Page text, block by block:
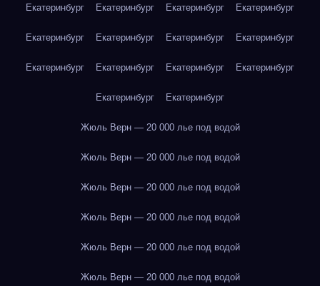
Екатеринбург Екатеринбург Екатеринбург Екатеринбург
Екатеринбург Екатеринбург Екатеринбург Екатеринбург
Екатеринбург Екатеринбург Екатеринбург Екатеринбург
Екатеринбург Екатеринбург
Жюль Верн — 20 000 лье под водой
Жюль Верн — 20 000 лье под водой
Жюль Верн — 20 000 лье под водой
Жюль Верн — 20 000 лье под водой
Жюль Верн — 20 000 лье под водой
Жюль Верн — 20 000 лье под водой